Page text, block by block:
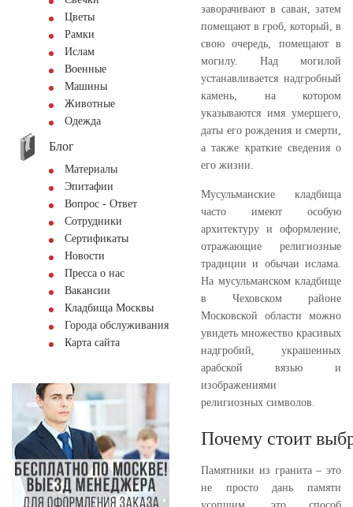
Цветы
Рамки
Ислам
Военные
Машины
Животные
Одежда
Блог
Материалы
Эпитафии
Вопрос - Ответ
Сотрудники
Сертификаты
Новости
Пресса о нас
Вакансии
Кладбища Москвы
Города обслуживания
Карта сайта
заворачивают в саван, затем
помещают в гроб, который, в
свою очередь, помещают в
могилу. Над могилой
устанавливается надгробный
камень, на котором
указываются имя умершего,
даты его рождения и смерти,
а также краткие сведения о
его жизни.
Мусульманские кладбища
часто имеют особую
архитектуру и оформление,
отражающие религиозные
традиции и обычаи ислама.
На мусульманском кладбище
в Чеховском районе
Московской области можно
увидеть множество красивых
надгробий, украшенных
арабской вязью и
изображениями
религиозных символов.
Почему стоит
Памятники из гранита – это
не просто дань памяти